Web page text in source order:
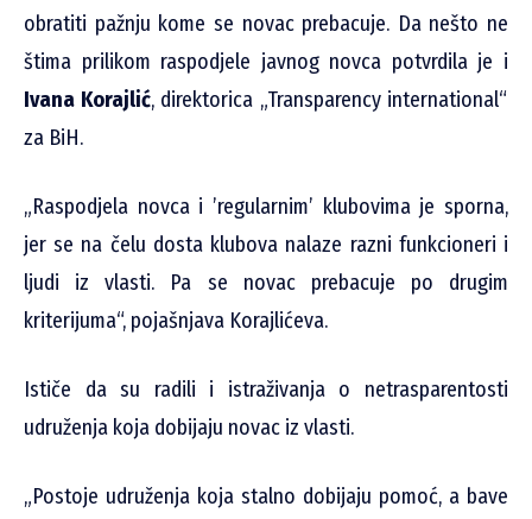
obratiti pažnju kome se novac prebacuje. Da nešto ne
štima prilikom raspodjele javnog novca potvrdila je i
Ivana Korajlić, direktorica „Transparency international“
za BiH.
„Raspodjela novca i ’regularnim’ klubovima je sporna,
jer se na čelu dosta klubova nalaze razni funkcioneri i
ljudi iz vlasti. Pa se novac prebacuje po drugim
kriterijuma“, pojašnjava Korajlićeva.
Ističe da su radili i istraživanja o netrasparentosti
udruženja koja dobijaju novac iz vlasti.
„Postoje udruženja koja stalno dobijaju pomoć, a bave